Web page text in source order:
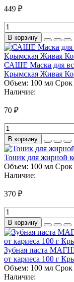
449 ₽
В корзину
САШЕ Маска для
Крымская Живая
Объем: 100 мл Срок
Наличие:
70 ₽
В корзину
Тоник для жирной
Объем: 100 мл Срок
Наличие:
370 ₽
В корзину
Зубная паста
от кариеса 100 г
Объем: 100 мл Срок
Наличие: